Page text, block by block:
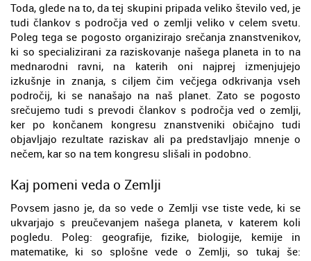
Toda, glede na to, da tej skupini pripada veliko število ved, je
tudi člankov s področja ved o zemlji veliko v celem svetu.
Poleg tega se pogosto organizirajo srečanja znanstvenikov,
ki so specializirani za raziskovanje našega planeta in to na
mednarodni ravni, na katerih oni najprej izmenjujejo
izkušnje in znanja, s ciljem čim večjega odkrivanja vseh
področij, ki se nanašajo na naš planet. Zato se pogosto
srečujemo tudi s prevodi člankov s področja ved o zemlji,
ker po končanem kongresu znanstveniki običajno tudi
objavljajo rezultate raziskav ali pa predstavljajo mnenje o
nečem, kar so na tem kongresu slišali in podobno.
Kaj pomeni veda o Zemlji
Povsem jasno je, da so vede o Zemlji vse tiste vede, ki se
ukvarjajo s preučevanjem našega planeta, v katerem koli
pogledu. Poleg: geografije, fizike, biologije, kemije in
matematike, ki so splošne vede o Zemlji, so tukaj še: